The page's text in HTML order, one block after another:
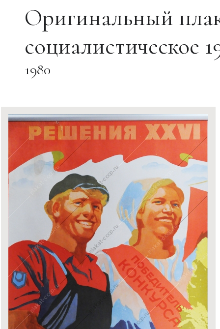
Оригинальный
социалистическое
1980